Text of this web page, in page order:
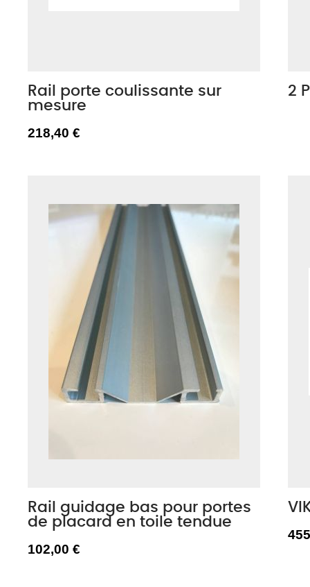
Rail porte coulissante sur
mesure
218,40 €
2
Rail guidage bas pour portes
de placard en toile tendue
102,00 €